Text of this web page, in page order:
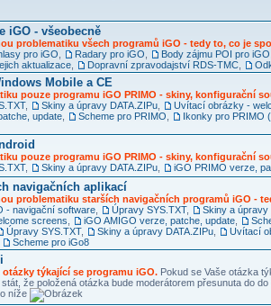
iGO - všeobecně
problematiku všech programů iGO - tedy to, co je
pro iGO Radary pro iGO Body zájmu POI pro iGO
aktualizace
Dopravní zpravodajství RDS-TMC
Mobile a CE
pouze programu iGO PRIMO - skiny, konfigurační
, Skiny a úpravy DATA.ZIPu Uvítací obrázky -
update
Scheme pro PRIMO Ikonky pro PRIMO
pouze programu iGO PRIMO - skiny, konfigurační
, Skiny a úpravy DATA.ZIPu iGO PRIMO verze,
navigačních aplikací
problematiku starších navigačních programů iGO -
- navigační software Úpravy SYS.TXT, Skiny a úpravy
screens
iGO AMIGO verze, patche, update
Úpravy SYS.TXT, Skiny a úpravy DATA.ZIPu Uvítací
Scheme pro iGo8
týkající se programu iGO. Pokud se Vaše otázka
že položená otázka bude moderátorem přesunuta do
níže